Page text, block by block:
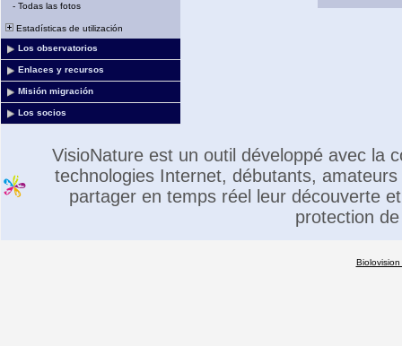
- Todas las fotos
Estadísticas de utilización
Los observatorios
Enlaces y recursos
Misión migración
Los socios
VisioNature est un outil développé avec la
technologies Internet, débutants,
partager en temps réel leur découverte
protection
Biolovision